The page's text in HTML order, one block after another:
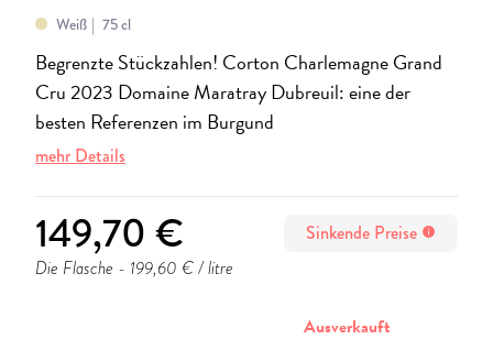
Weiß 75 cl
Begrenzte Stückzahlen! Corton Charlemagne Grand
Cru 2023 Domaine Maratray Dubreuil: eine der
besten Referenzen im Burgund
mehr Details
149,70 € Sinkende Preise info
Die Flasche - 199,60 € / litre
Ausverkauft